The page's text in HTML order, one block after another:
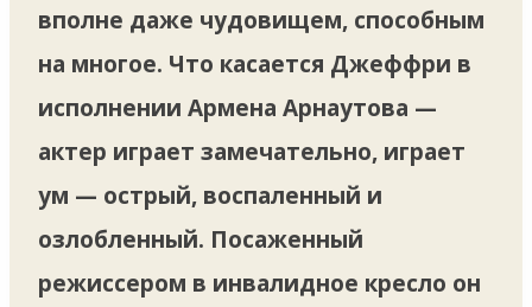
вполне даже чудовищем, способным
на многое. Что касается Джеффри в
исполнении Армена Арнаутова —
актер играет замечательно, играет
ум — острый, воспаленный и
озлобленный. Посаженный
режиссером в инвалидное кресло он